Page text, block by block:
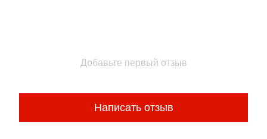
Добавьте первый отзыв
Написать отзыв